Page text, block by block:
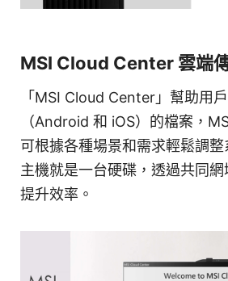
MSI Cloud Center 雲端
「MSI Cloud Center」幫助用
（Android 和 iOS）的檔案，
可根據各種場景和需求輕鬆調
主機就是一台硬碟，透過共同網
提升效率。